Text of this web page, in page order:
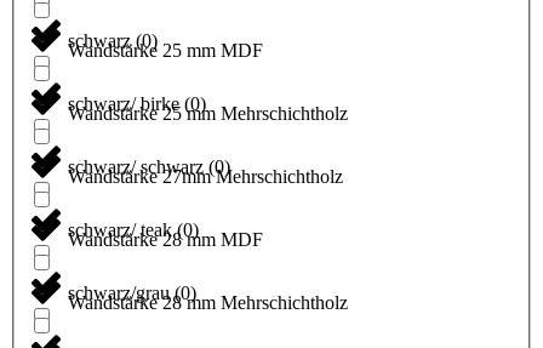
schwarz(0)
schwarz/ birke(0)
schwarz/ schwarz (0)
schwarz/ teak(0)
schwarz/grau(0)
Wandstärke 25 mm MDF
Wandstärke 25 mm Mehrschichtholz
Wandstärke 27mm Mehrschichtholz
Wandstärke 28 mm MDF
Wandstärke 28 mm Mehrschichtholz